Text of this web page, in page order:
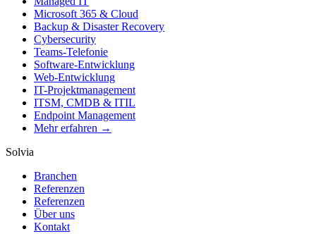
Microsoft 365 & Cloud
Backup & Disaster Recovery
Cybersecurity
Teams-Telefonie
Software-Entwicklung
Web-Entwicklung
IT-Projektmanagement
ITSM, CMDB & ITIL
Endpoint Management
Mehr erfahren →
Solvia
Branchen
Referenzen
Referenzen
Über uns
Kontakt